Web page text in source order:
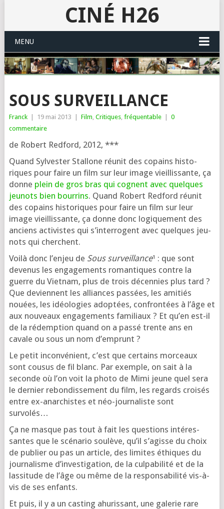
CINÉ H26
MENU
SOUS SURVEILLANCE
Franck 19 mai 2013 Film, Critiques, fréquentable
0
commentaire
de Robert Redford, 2012, ***
Quand Sylvester Stallone réunit des copains his­to­
riques pour faire un film sur leur image vieillis­sante, ça
donne plein de gros bras qui cognent avec quelques
jeu­nots bien bour­rins. Quand Robert Redford réunit
des copains his­to­riques pour faire un film sur leur
image vieillis­sante, ça donne donc logi­que­ment des
anciens acti­vistes qui s’in­ter­rogent avec quelques jeu­
nots qui cherchent.
Voilà donc l’en­jeu de Sous sur­veillance¹ : que sont
deve­nus les enga­ge­ments roman­tiques contre la
guerre du Vietnam, plus de trois décen­nies plus tard ?
Que deviennent les alliances pas­sées, les ami­tiés
nouées, les idéo­lo­gies adop­tées, confron­tées à l’âge et
aux nou­veaux enga­ge­ments fami­liaux ? Et qu’en est-il
de la rédemp­tion quand on a pas­sé trente ans en
cavale ou sous un nom d’emprunt ?
Le petit incon­vé­nient, c’est que cer­tains mor­ceaux
sont cou­sus de fil blanc. Par exemple, on sait à la
seconde où l’on voit la pho­to de Mimi jeune quel sera
le der­nier rebon­dis­se­ment du film, les regards croi­sés
entre ex-anar­chistes et néo-jour­na­liste sont
survolés…
Ça ne masque pas tout à fait les ques­tions inté­res­
santes que le scé­na­rio sou­lève, qu’il s’a­gisse du choix
de publier ou pas un article, des limites éthiques du
jour­na­lisme d’in­ves­ti­ga­tion, de la culpa­bi­li­té et de la
las­si­tude de l’âge ou même de la res­pon­sa­bi­li­té vis-à-
vis de ses enfants.
Et puis, il y a un cas­ting ahu­ris­sant, une gale­rie rare